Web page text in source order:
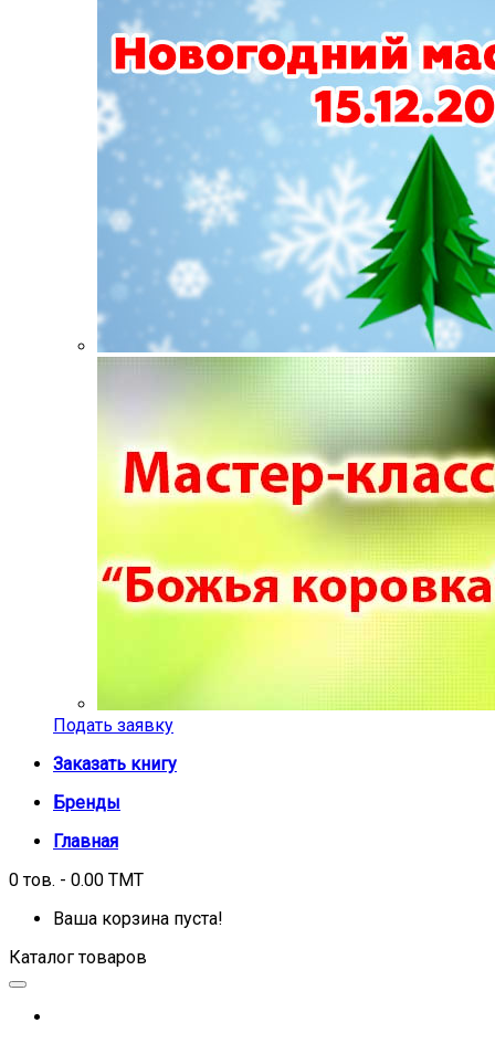
Подать заявку
Заказать книгу
Бренды
Главная
0 тов. - 0.00 TMT
Ваша корзина пуста!
Каталог товаров